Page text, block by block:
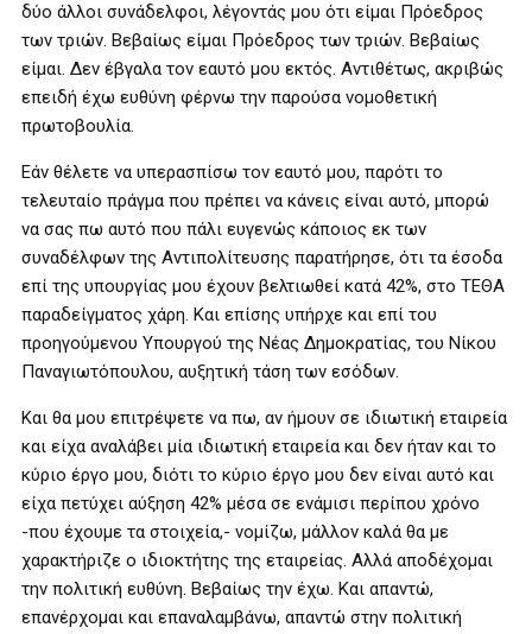
δύο άλλοι συνάδελφοι, λέγοντάς μου ότι είμαι Πρόεδρος
των τριών. Βεβαίως είμαι Πρόεδρος των τριών. Βεβαίως
είμαι. Δεν έβγαλα τον εαυτό μου εκτός. Αντιθέτως, ακριβώς
επειδή έχω ευθύνη φέρνω την παρούσα νομοθετική
πρωτοβουλία.
Εάν θέλετε να υπερασπίσω τον εαυτό μου, παρότι το
τελευταίο πράγμα που πρέπει να κάνεις είναι αυτό, μπορώ
να σας πω αυτό που πάλι ευγενώς κάποιος εκ των
συναδέλφων της Αντιπολίτευσης παρατήρησε, ότι τα έσοδα
επί της υπουργίας μου έχουν βελτιωθεί κατά 42%, στο ΤΕΘΑ
παραδείγματος χάρη. Και επίσης υπήρχε και επί του
προηγούμενου Υπουργού της Νέας Δημοκρατίας, του Νίκου
Παναγιωτόπουλου, αυξητική τάση των εσόδων.
Και θα μου επιτρέψετε να πω, αν ήμουν σε ιδιωτική εταιρεία
και είχα αναλάβει μία ιδιωτική εταιρεία και δεν ήταν και το
κύριο έργο μου, διότι το κύριο έργο μου δεν είναι αυτό και
είχα πετύχει αύξηση 42% μέσα σε ενάμισι περίπου χρόνο
-που έχουμε τα στοιχεία,- νομίζω, μάλλον καλά θα με
χαρακτήριζε ο ιδιοκτήτης της εταιρείας. Αλλά αποδέχομαι
την πολιτική ευθύνη. Βεβαίως την έχω. Και απαντώ,
επανέρχομαι και επαναλαμβάνω, απαντώ στην πολιτική